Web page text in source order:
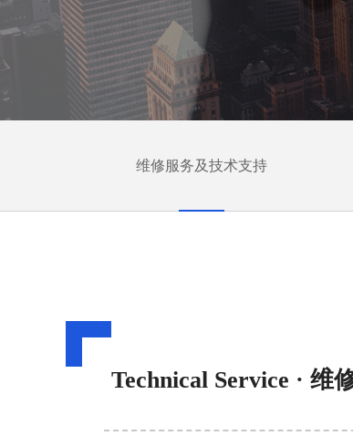
维修服务及技术支持
Technical Service · 维